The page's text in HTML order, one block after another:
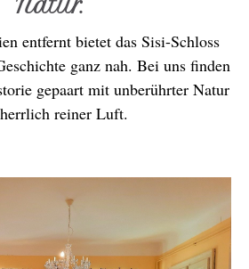
entfernt bietet das Sisi-Schloss
ganz nah. Bei uns finden
gepaart mit unberührter Natur
reiner Luft.